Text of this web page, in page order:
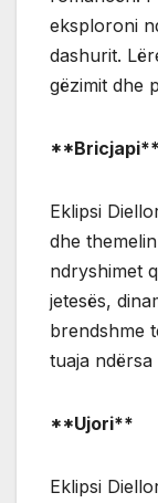
eksploroni
dashurit.
gëzimit dhe
**Bricjapi**
Eklipsi
dhe
ndryshimet
jetesës,
brendshme
tuaja ndërsa
**Ujori**
Eklipsi